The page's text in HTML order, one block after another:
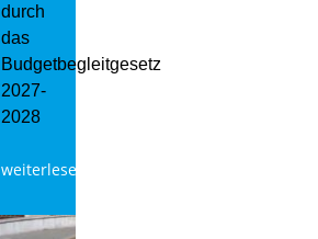
durch
das
Budgetbegleitgesetz
2027-
2028
weiterlesen